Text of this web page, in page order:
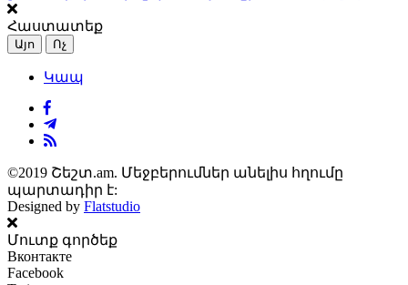
Հաստատեք
Այո Ոչ
Կապ
©2019 Շեշտ.am. Մեջբերումներ անելիս հղումը
պարտադիր է:
Designed by Flatstudio
Մուտք գործեք
Вконтакте
Facebook